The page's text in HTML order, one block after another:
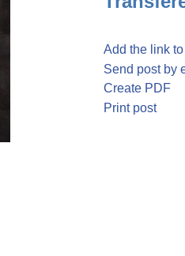
Add the link
Send post by
Create PDF
Print post